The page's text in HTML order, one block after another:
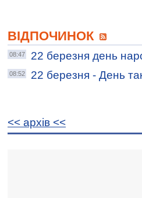
ВІДПОЧИНОК
08:47 22 березня день
08:52
22 березня - День
<< архiв <<